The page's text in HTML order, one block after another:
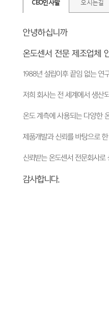
CEO인사말 오시는길